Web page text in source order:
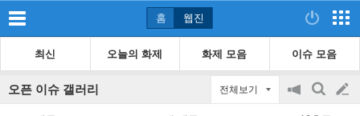
홈 웹진
최신 오늘의 화제 화제 모음 이슈 모음
오픈 이슈 갤러리 전체보기
공
검
글